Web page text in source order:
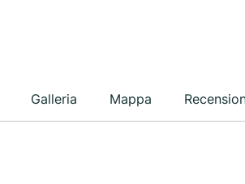
Galleria Mappa